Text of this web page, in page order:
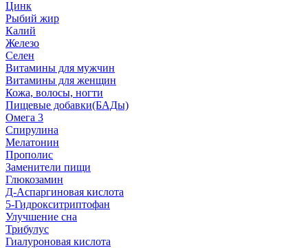
Цинк
Рыбий жир
Калий
Железо
Селен
Витамины для мужчин
Витамины для женщин
Кожа, волосы, ногти
Пищевые добавки(БАДы)
Омега 3
Спирулина
Мелатонин
Прополис
Заменители пищи
Глюкозамин
Д-Аспаргиновая кислота
5-Гидрокситриптофан
Улучшение сна
Трибулус
Гиалуроновая кислота